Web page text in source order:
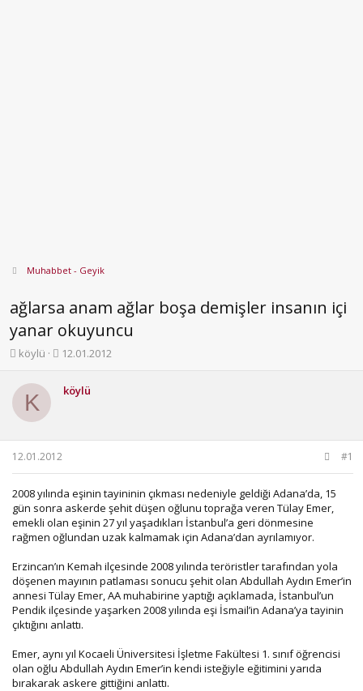
Muhabbet - Geyik
ağlarsa anam ağlar boşa demişler insanın içi
yanar okuyuncu
K
n
u
b
l
a
t
a
köylü
B
g
ı
a
r
i
h
12.01.2012
K köylü
12.01.2012 #1
2008 yılında eşinin tayininin çıkması nedeniyle geldiği Adana’da, 15
gün sonra askerde şehit düşen oğlunu toprağa veren Tülay Emer,
emekli olan eşinin 27 yıl yaşadıkları İstanbul’a geri dönmesine
rağmen oğlundan uzak kalmamak için Adana’dan ayrılamıyor.
Erzincan’ın Kemah ilçesinde 2008 yılında teröristler tarafından yola
döşenen mayının patlaması sonucu şehit olan Abdullah Aydın Emer’in
annesi Tülay Emer, AA muhabirine yaptığı açıklamada, İstanbul’un
Pendik ilçesinde yaşarken 2008 yılında eşi İsmail’in Adana’ya tayinin
çıktığını anlattı.
Emer, aynı yıl Kocaeli Üniversitesi İşletme Fakültesi 1. sınıf öğrencisi
olan oğlu Abdullah Aydın Emer’in kendi isteğiyle eğitimini yarıda
bırakarak askere gittiğini anlattı.